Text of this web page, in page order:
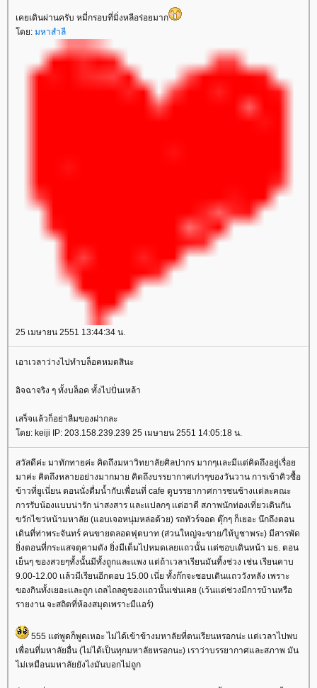
เคยเดินผ่านครับ หมี่กรอบที่มิ่งหลีอร่อยมาก
ดย: มหาสำลี
25 เมษายน 2551 13:44:34 น.
เอาเวลาว่างไปทำบล็อคหมดสินะ
อิจฉาจริง ๆ ทั้งบล็อค ทั้งไปปั่นเหล้า
เสร็จแล้วก็อย่าลืมของฝากละ
ดย: keiji IP: 203.158.239.239 25 เมษายน 2551 14:05:18 น.
สวัสดีค่ะ มาทักทายค่ะ คิดถึงมหาวิทยาลัยศิลปากร มากๆเเละมีเเต่คิดถึงอยู่เรื่อ
มาค่ะ คิดถึงหลายอย่างมากมาย คิดถึงบรรยากาศเก่าๆของวันวาน การเข้าคิวซื้อ
ข้าวที่ยูเนี่ยน ตอนนั่งดื่มน้ำกับเพื่อนที่ cafe ดูบรรยากาศการชนช้างเเต่ละคณะ
การรับน้องแบบน่ารัก น่าสงสาร และแปลกๆ เเต่ฮาดี สภาพนักท่องเที่ยวเดินกัน
ขวักไขว่หน้ามหาลัย (แอบเจอหนุ่มหล่อด้วย) รถทัวร์จอด ตุ๊กๆ ก็เยอะ นึกถึงตอน
เดินที่ท่าพระจันทร์ คนขายตลอดฟุตบาท (ส่วนใหญ่จะขาย/ให้บูชาพระ) มีสารพัด
ิ่งตอนที่กระแสจตุคามดัง ยิ่งมีเต็มไปหมดเลยแถวนั้น เเต่ชอบเดินหน้า มธ. ตอน
เย็นๆ ของสวยๆทั้งนั้นมีทั้งถูกและเเพง แต่ถ้าเวลาเรียนมันทิ้งช่วง เช่น เรียนคาบ
9.00-12.00 เเล้วมีเรียนอีกตอบ 15.00 เนี่ย ทั้งก๊กจะชอบเดินแถววังหลัง เพราะ
ของกินทั้งเยอะเเละถูก เถลไถลดูของเเถวนั้นเช่นเคย (เว้นเเต่ช่วงมีการบ้านหรือ
รายงาน จะสถิตที่ห้องสมุดเพราะมีเเอร์)
555 เเต่พูดก็พูดเหอะ ไม่ได้เข้าข้างมหาลัยที่ตนเรียนหรอกน่ะ เเต่เวลาไปพบ
เพื่อนที่มหาลัยอื่น (ไม่ได้เป็นทุกมหาลัยหรอกนะ) เราว่าบรรยากาศและสภาพ มัน
ไม่เหมือนมหาลัยยังไงมันบอกไม่ถูก